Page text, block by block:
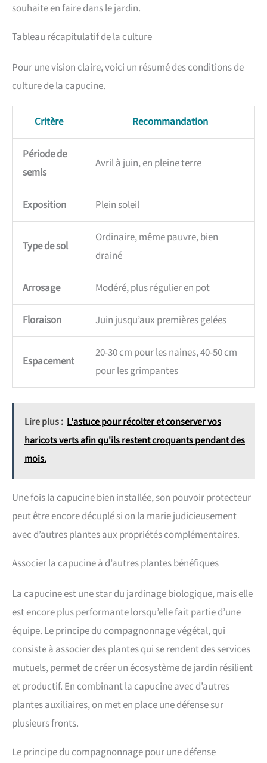
souhaite en faire dans le jardin.
Tableau récapitulatif de la culture
Pour une vision claire, voici un résumé des conditions de
culture de la capucine.
Critère Recommandation
Période de
semis
Avril à juin, en pleine terre
Exposition Plein soleil
Type de sol
Ordinaire, même pauvre, bien
drainé
Arrosage Modéré, plus régulier en pot
Floraison Juin jusqu’aux premières gelées
Espacement
20-30 cm pour les naines, 40-50 cm
pour les grimpantes
Lire plus : L'astuce pour récolter et conserver vos
haricots verts afin qu'ils restent croquants pendant des
mois.
Une fois la capucine bien installée, son pouvoir protecteur
peut être encore décuplé si on la marie judicieusement
avec d’autres plantes aux propriétés complémentaires.
Associer la capucine à d’autres plantes bénéfiques
La capucine est une star du jardinage biologique, mais elle
est encore plus performante lorsqu’elle fait partie d’une
équipe. Le principe du compagnonnage végétal, qui
consiste à associer des plantes qui se rendent des services
mutuels, permet de créer un écosystème de jardin résilient
et productif. En combinant la capucine avec d’autres
plantes auxiliaires, on met en place une défense sur
plusieurs fronts.
Le principe du compagnonnage pour une défense